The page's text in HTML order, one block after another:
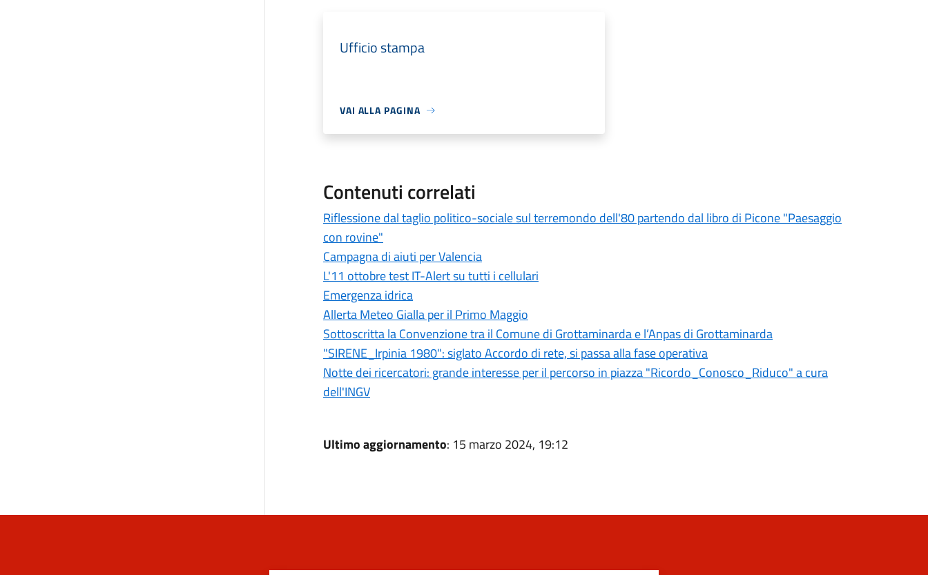
Ufficio stampa
VAI ALLA PAGINA
Contenuti correlati
Riflessione dal taglio politico-sociale sul terremondo dell'80 partendo dal libro di Picone "Paesaggio
con rovine"
Campagna di aiuti per Valencia
L'11 ottobre test IT-Alert su tutti i cellulari
Emergenza idrica
Allerta Meteo Gialla per il Primo Maggio
Sottoscritta la Convenzione tra il Comune di Grottaminarda e l’Anpas di Grottaminarda
"SIRENE_Irpinia 1980": siglato Accordo di rete, si passa alla fase operativa
Notte dei ricercatori: grande interesse per il percorso in piazza "Ricordo_Conosco_Riduco" a cura
dell'INGV
Ultimo aggiornamento: 15 marzo 2024, 19:12